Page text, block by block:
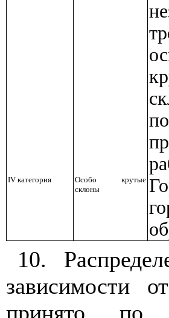
IVкатегория
Особо крутые
склоны
10.
зависимости
принято